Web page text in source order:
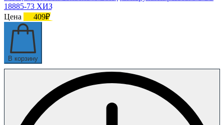
18885-73 ХИЗ
Цена
409₽
В корзину